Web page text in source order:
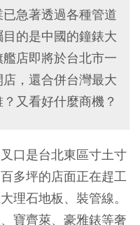
急著透過各種管道
的是中國的鐘錶大
店即將於台北市一
，還合併台灣最大
又看好什麼商機？
口是台北東區寸土寸
多坪的店面正在趕工
理石地板、裝管線。
寶齊萊、豪雅錶等奢